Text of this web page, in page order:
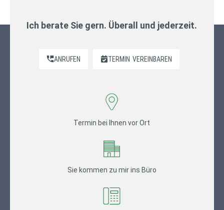
Ich berate Sie gern. Überall und jederzeit.
ANRUFEN TERMIN VEREINBAREN
Termin bei Ihnen vor Ort
Sie kommen zu mir ins Büro